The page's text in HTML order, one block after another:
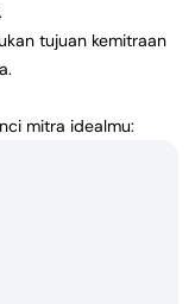
tujuan kemitraan
mitra idealmu: